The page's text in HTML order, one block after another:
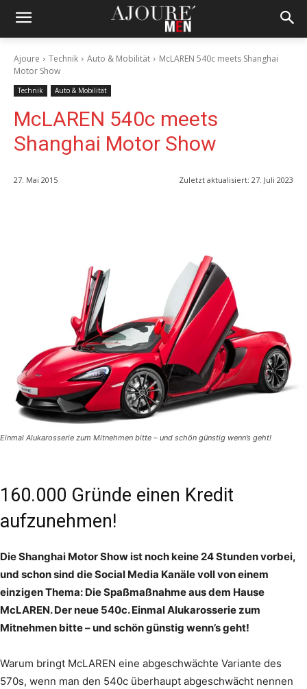
Ajoure Technik Auto & Mobilität
McLAREN 540c meets Shanghai
Motor Show
Technik Auto & Mobilität
McLAREN 540c meets
Shanghai Motor Show
27. Mai 2015 Zuletzt aktualisiert: 27. Juli 2023
Einmal Alukarosserie zum Mitnehmen bitte – und schön günstig wenn’s geht!
160.000 Gründe einen Kredit
aufzunehmen!
Die Shanghai Motor Show ist noch keine 24 Stunden vorbei,
und schon sind die Social Media Kanäle voll von einem
einzigen Thema: Die Spaßmaßnahme aus dem Hause
McLAREN. Der neue 540c. Einmal Alukarosserie zum
Mitnehmen bitte – und schön günstig wenn’s geht!
Warum bringt McLAREN eine abgeschwächte Variante des
570s, wenn man den 540c überhaupt abgeschwächt nennen